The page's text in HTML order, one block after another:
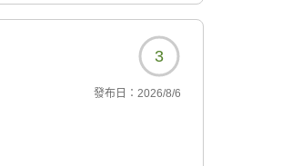
3
發布日： 2026/8/6